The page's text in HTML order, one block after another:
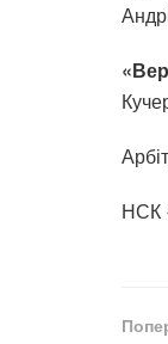
НСК